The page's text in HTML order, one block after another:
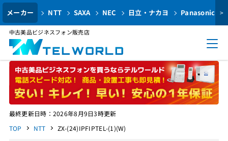
メーカー NTT SAXA NEC 日立・ナカヨ Panasonic >
中古美品ビジネスフォン販売店
最終更新日時：2026年8月9日3時更新
TOP
NTT ZX-(24)IPFIPTEL-(1)(W)